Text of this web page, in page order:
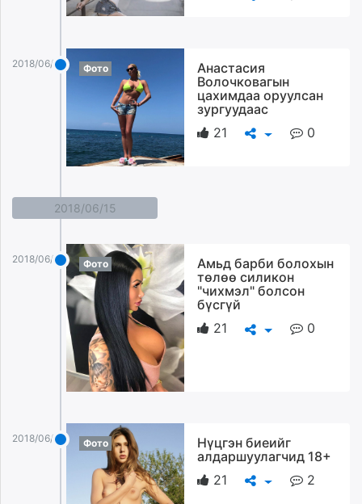
2018/06/16 Фото
Анастасия
Волочковагын
цахимдаа оруулсан
зургуудаас
21
0
2018/06/15
2018/06/15 Фото
Амьд барби болохын
төлөө силикон
"чихмэл" болсон
бүсгүй
21
0
2018/06/15 Фото
Нүцгэн биеийг
алдаршуулагчид 18+
21
2